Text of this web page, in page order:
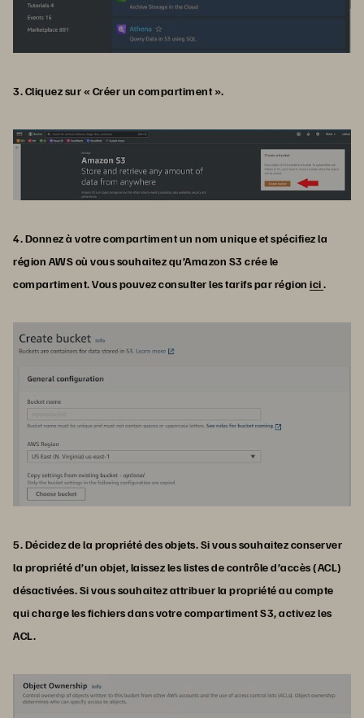
3. Cliquez sur « Créer un compartiment ».
4. Donnez à votre compartiment un nom unique et spécifiez la
région AWS où vous souhaitez qu’Amazon S3 crée le
compartiment. Vous pouvez consulter les tarifs par région ici.
5. Décidez de la propriété des objets. Si vous souhaitez conserver
la propriété d’un objet, laissez les listes de contrôle d’accès (ACL)
désactivées. Si vous souhaitez attribuer la propriété au compte
qui charge les fichiers dans votre compartiment S3, activez les
ACL.